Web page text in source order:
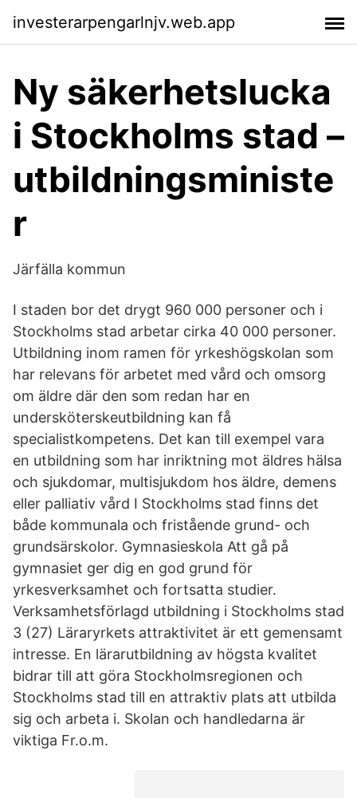
investerarpengarlnjv.web.app
Ny säkerhetslucka
i Stockholms stad –
utbildningsministe
r
Järfälla kommun
I staden bor det drygt 960 000 personer och i
Stockholms stad arbetar cirka 40 000 personer.
Utbildning inom ramen för yrkeshögskolan som
har relevans för arbetet med vård och omsorg
om äldre där den som redan har en
undersköterskeutbildning kan få
specialistkompetens. Det kan till exempel vara
en utbildning som har inriktning mot äldres hälsa
och sjukdomar, multisjukdom hos äldre, demens
eller palliativ vård I Stockholms stad finns det
både kommunala och fristående grund- och
grundsärskolor. Gymnasieskola Att gå på
gymnasiet ger dig en god grund för
yrkesverksamhet och fortsatta studier.
Verksamhetsförlagd utbildning i Stockholms stad
3 (27) Läraryrkets attraktivitet är ett gemensamt
intresse. En lärarutbildning av högsta kvalitet
bidrar till att göra Stockholmsregionen och
Stockholms stad till en attraktiv plats att utbilda
sig och arbeta i. Skolan och handledarna är
viktiga Fr.o.m.